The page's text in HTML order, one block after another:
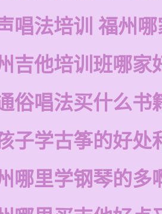
唱法培训 福州
吉他培训班哪家
俗唱法买什么书
子学古筝的好处
哪里学钢琴的多